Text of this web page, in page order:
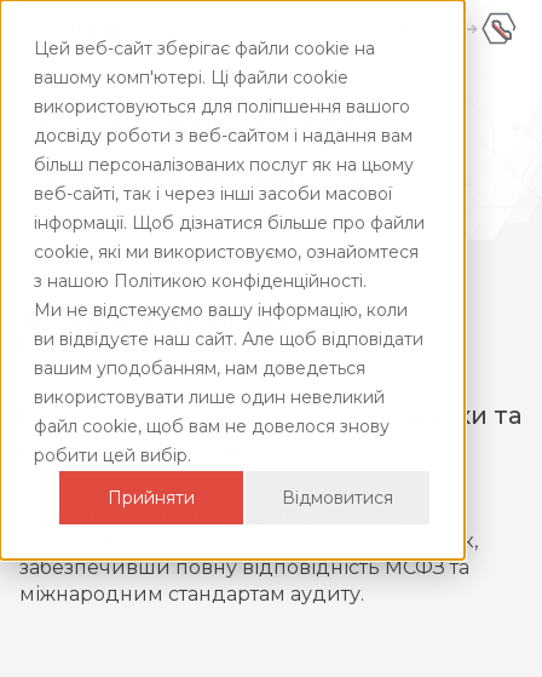
Цей веб-сайт зберігає файли cookie на
вашому комп'ютері. Ці файли cookie
використовуються для поліпшення вашого
досвіду роботи з веб-сайтом і надання вам
більш персоналізованих послуг як на цьому
веб-сайті, так і через інші засоби масової
інформації. Щоб дізнатися більше про файли
cookie, які ми використовуємо, ознайомтеся
з нашою Політикою конфіденційності.
Ми не відстежуємо вашу інформацію, коли
ви відвідуєте наш сайт. Але щоб відповідати
вашим уподобанням, нам доведеться
використовувати лише один невеликий
файл cookie, щоб вам не довелося знову
робити цей вибір.
Прийняти
Відмовитися
UA
ENG
Теофіпольський
цукровий завод
Виконання аудиторської перевірки та
підготовка звітів
Команда AIM провела аудит річної та
комбінованої фінансової звітності за 2024 рік,
забезпечивши повну відповідність МСФЗ та
міжнародним стандартам аудиту.